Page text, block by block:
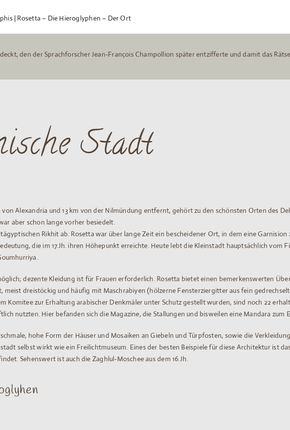
| Rosetta – Die Hieroglyphen – Der Ort
den der Sprachforscher Jean-François Champollion später entzifferte und damit das
Stadt
von Alexandria und 13 km von der Nilmündung entfernt, gehört zu den schönsten Orten des
aber schon lange vorher besiedelt.
Rikhit ab. Rosetta war über lange Zeit ein bescheidener Ort, in dem eine
die im 17.Jh. ihren Höhepunkt erreichte. Heute lebt die Kleinstadt hauptsächlich
dezente Kleidung ist für Frauen erforderlich. Rosetta bietet einen bemerkenswerten
meist dreistöckig und häufig mit Maschrabiyen (hölzerne Fensterziergitter aus fein
Komitee zur Erhaltung arabischer Denkmäler unter Schutz gestellt wurden, sind noch 22
nutzten. Hier befanden sich die Magazine, die Stallungen und bisweilen eine Mandara zum
hohe Form der Häuser und Mosaiken an Giebeln und Türpfosten, sowie die
selbst wirkt wie ein Freilichtmuseum. Eines der besten Beispiele für diese Architektur ist
Sehenswert ist auch die Zaghlul-Moschee aus dem 16.Jh.